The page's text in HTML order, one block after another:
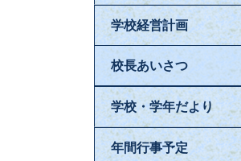
学校経営計画
校長あいさつ
学校・学年だより
年間行事予定